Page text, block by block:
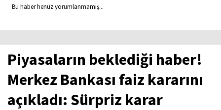
Bu haber henüz yorumlanmamış...
Piyasaların beklediği haber!
Merkez Bankası faiz kararını
açıkladı: Sürpriz karar